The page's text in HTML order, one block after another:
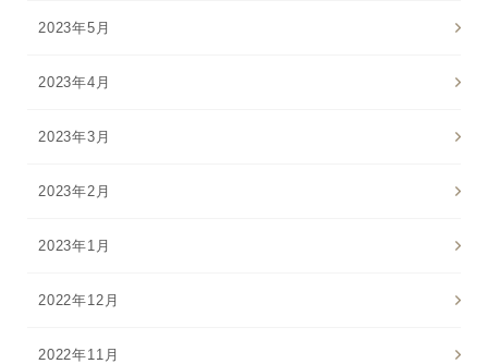
2023年5月
2023年4月
2023年3月
2023年2月
2023年1月
2022年12月
2022年11月